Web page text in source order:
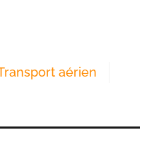
aérien